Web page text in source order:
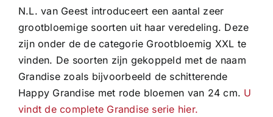
N.L. van Geest introduceert een aantal zeer
grootbloemige soorten uit haar veredeling. Deze
zijn onder de de categorie Grootbloemig XXL te
vinden. De soorten zijn gekoppeld met de naam
Grandise zoals bijvoorbeeld de schitterende
Happy Grandise met rode bloemen van 24 cm. U
vindt de complete Grandise serie hier.